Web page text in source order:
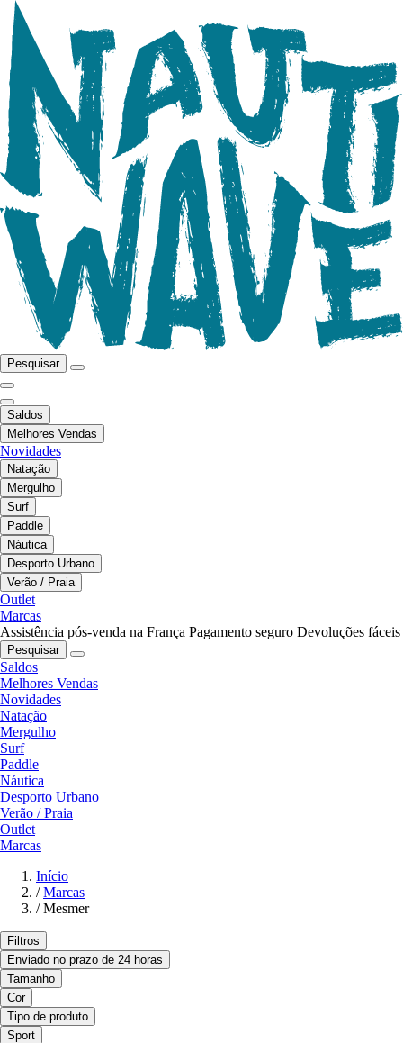
Pesquisar
Saldos
Melhores Vendas
Novidades
Natação
Mergulho
Surf
Paddle
Náutica
Desporto Urbano
Verão / Praia
Outlet
Marcas
Assistência pós-venda na França Pagamento seguro Devoluções fáceis
Pesquisar
Saldos
Melhores Vendas
Novidades
Natação
Mergulho
Surf
Paddle
Náutica
Desporto Urbano
Verão / Praia
Outlet
Marcas
Início
/ Marcas
/ Mesmer
Filtros
Enviado no prazo de 24 horas
Tamanho
Cor
Tipo de produto
Sport